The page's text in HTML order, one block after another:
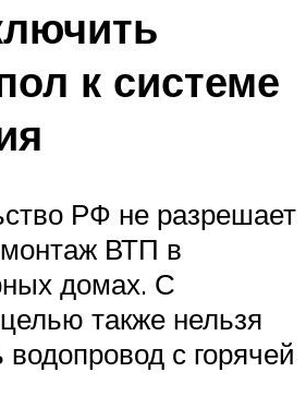
к системе
РФ не разрешает
ВТП в
домах. С
также нельзя
водопровод с горячей